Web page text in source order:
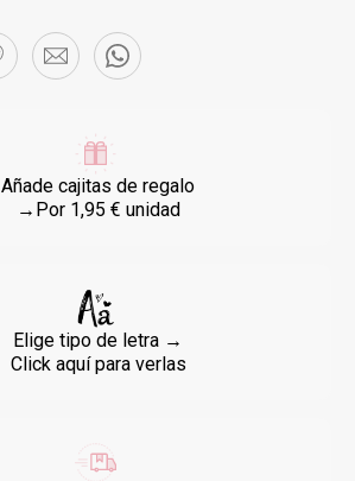
Añade cajitas de regalo
→Por 1,95 € unidad
Elige tipo de letra →
Click aquí para verlas